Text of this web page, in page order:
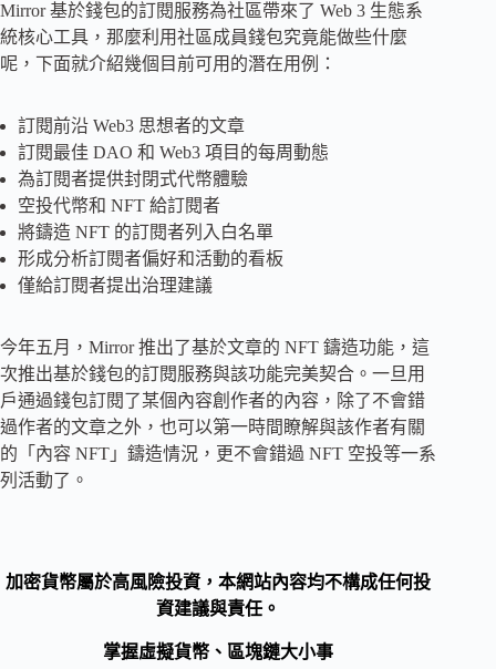
Mirror 基於錢包的訂閱服務為社區帶來了 Web 3 生態系
統核心工具，那麼利用社區成員錢包究竟能做些什麼
呢，下面就介紹幾個目前可用的潛在用例：
訂閱前沿 Web3 思想者的文章
訂閱最佳 DAO 和 Web3 項目的每周動態
為訂閱者提供封閉式代幣體驗
空投代幣和 NFT 給訂閱者
將鑄造 NFT 的訂閱者列入白名單
形成分析訂閱者偏好和活動的看板
僅給訂閱者提出治理建議
今年五月，Mirror 推出了基於文章的 NFT 鑄造功能，這
次推出基於錢包的訂閱服務與該功能完美契合。一旦用
戶通過錢包訂閱了某個內容創作者的內容，除了不會錯
過作者的文章之外，也可以第一時間瞭解與該作者有關
的「內容 NFT」鑄造情況，更不會錯過 NFT 空投等一系
列活動了。
加密貨幣屬於高風險投資，本網站內容均不構成任何投
資建議與責任。
掌握虛擬貨幣、區塊鏈大小事